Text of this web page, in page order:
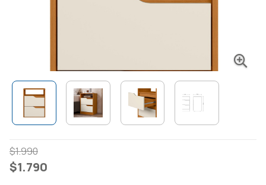
$1.990
El
precio
$1.790
El
precio